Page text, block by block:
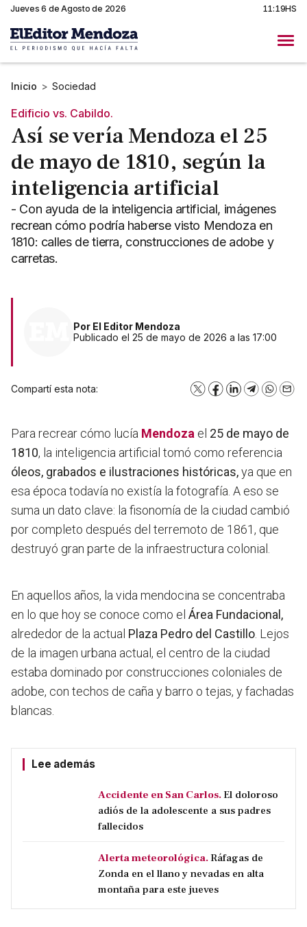
Jueves 6 de Agosto de 2026 11:19HS
Inicio > Sociedad
Edificio vs. Cabildo.
Así se vería Mendoza el 25
de mayo de 1810, según la
inteligencia artificial
- Con ayuda de la inteligencia artificial, imágenes
recrean cómo podría haberse visto Mendoza en
1810: calles de tierra, construcciones de adobe y
carretas.
Por El Editor Mendoza
Publicado el 25 de mayo de 2026 a las 17:00
Compartí esta nota: X Facebook
LinkedInTelegram
Para recrear cómo lucía Mendoza el 25 de mayo de
1810, la inteligencia artificial tomó como referencia
óleos, grabados e ilustraciones históricas,ya que en
esa época todavía no existía la fotografía. A eso se
suma un dato clave: la fisonomía de la ciudad cambió
por completo después del terremoto de 1861, que
destruyó gran parte de la infraestructura colonial.
En aquellos años, la vida mendocina se concentraba
en lo que hoy se conoce como el Área Fundacional,
alrededor de la actual Plaza Pedro del Castillo . Lejos
de la imagen urbana actual, el centro de la ciudad
estaba dominado por construcciones coloniales de
adobe, con techos de caña y barro o tejas, y fachadas
blancas.
Lee además
Accidente en San Carlos. El doloroso
adiós de la adolescente a sus padres
fallecidos
Alerta meteorológica. Ráfagas de
Zonda en el llano y nevadas en alta
montaña para este jueves